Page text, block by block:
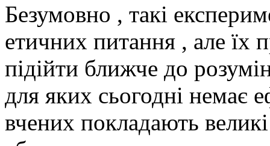
Безумовно , такі
етичних питання , але їх
підійти ближче до
для яких сьогодні немає
вчених покладають